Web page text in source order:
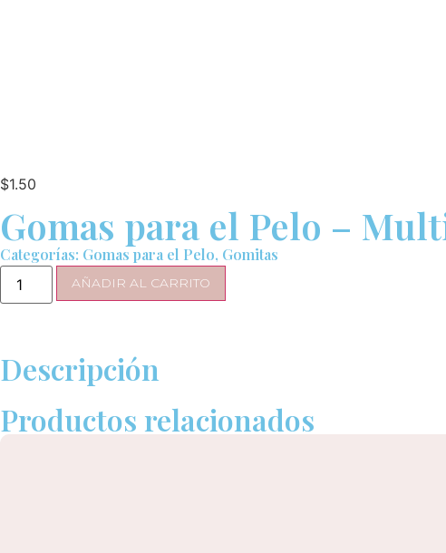
$1.50
Gomas para el Pelo –
Categorías: Gomas para el Pelo, Gomitas
AÑADIR AL CARRITO
Descripción
Productos relacionados